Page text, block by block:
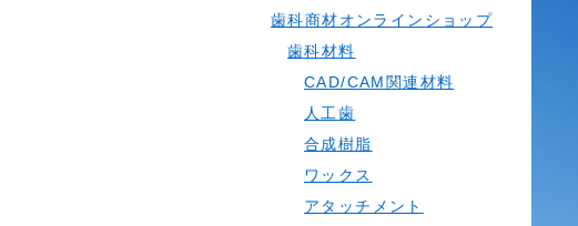
歯科商材オンラインショップ
歯科材料
CAD/CAM関連材料
人工歯
合成樹脂
ワックス
アタッチメント